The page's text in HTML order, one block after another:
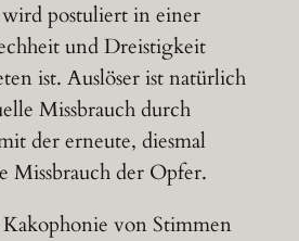
wird postuliert in einer
und Dreistigkeit
ist. Auslöser ist natürlich
Missbrauch durch
der erneute, diesmal
Missbrauch der Opfer.
Kakophonie von Stimmen